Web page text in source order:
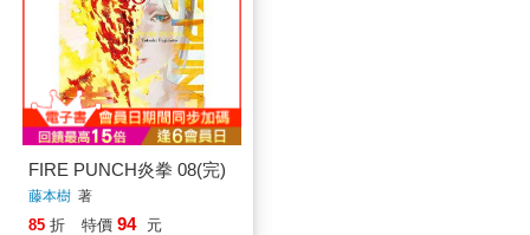
FIRE PUNCH炎拳 08(完)
藤本樹著
85 折 特價 94 元